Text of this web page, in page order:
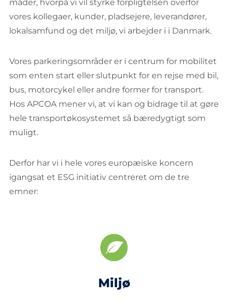
måder, hvorpå vi vil styrke forpligtelsen overfor
vores kollegaer, kunder, pladsejere, leverandører,
lokalsamfund og det miljø, vi arbejder i i Danmark.
Vores parkeringsområder er i centrum for mobilitet
som enten start eller slutpunkt for en rejse med bil,
bus, motorcykel eller andre former for transport.
Hos APCOA mener vi, at vi kan og bidrage til at gøre
hele transportøkosystemet så bæredygtigt som
muligt.
Derfor har vi i hele vores europæiske koncern
igangsat et ESG initiativ centreret om de tre
emner:
Miljø